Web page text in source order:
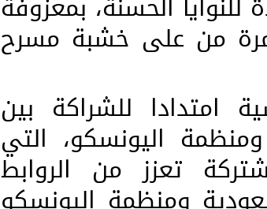
مرة من على خشبة مسرح
امتدادا للشراكة بين
اليونسكو، التي
تعزز من الروابط